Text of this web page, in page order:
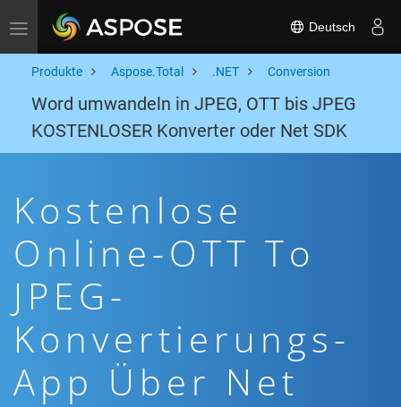
Toggle navigation Deutsch
Produkte Aspose.Total .NET Conversion
Word umwandeln in JPEG, OTT bis JPEG
KOSTENLOSER Konverter oder Net SDK
Kostenlose
Online-OTT To
JPEG-
Konvertierungs-
App Über Net